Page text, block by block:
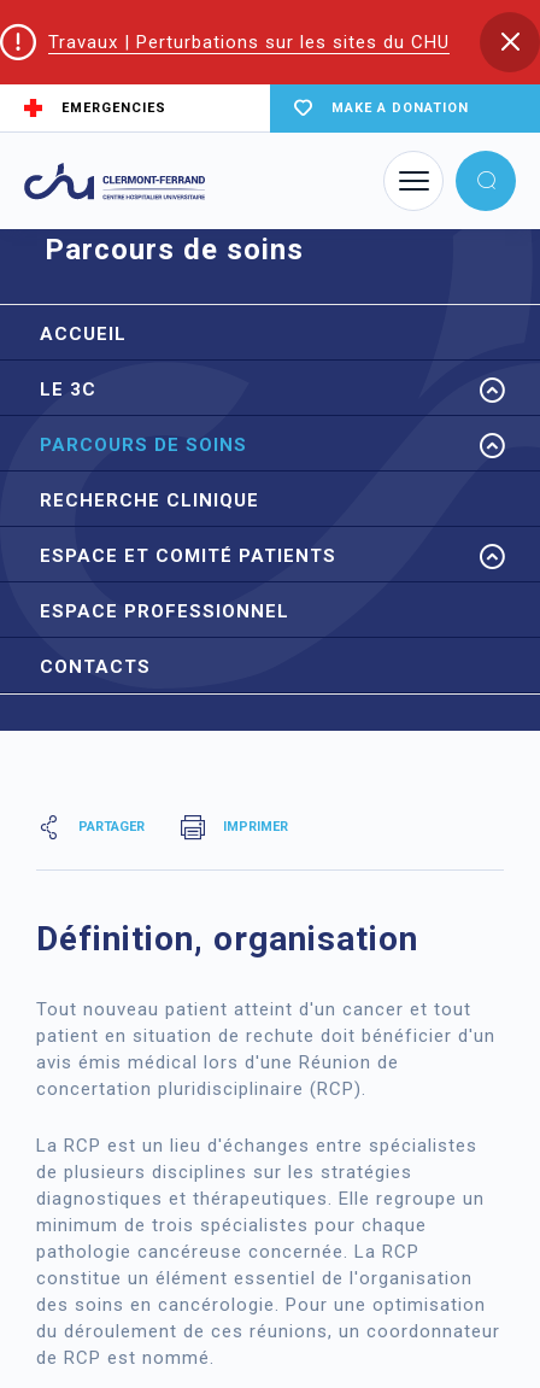
Travaux | Perturbations sur les sites du CHU
EMERGENCIES MAKE A DONATION
Home
Parcours de soins
ACCUEIL
LE 3C
PARCOURS DE SOINS
RECHERCHE CLINIQUE
ESPACE ET COMITÉ PATIENTS
ESPACE PROFESSIONNEL
CONTACTS
PARTAGER IMPRIMER
Définition, organisation
Tout nouveau patient atteint d'un cancer et tout
patient en situation de rechute doit bénéficier d'un
avis émis médical lors d'une Réunion de
concertation pluridisciplinaire (RCP).
La RCP est un lieu d'échanges entre spécialistes
de plusieurs disciplines sur les stratégies
diagnostiques et thérapeutiques. Elle regroupe un
minimum de trois spécialistes pour chaque
pathologie cancéreuse concernée. La RCP
constitue un élément essentiel de l'organisation
des soins en cancérologie. Pour une optimisation
du déroulement de ces réunions, un coordonnateur
de RCP est nommé.